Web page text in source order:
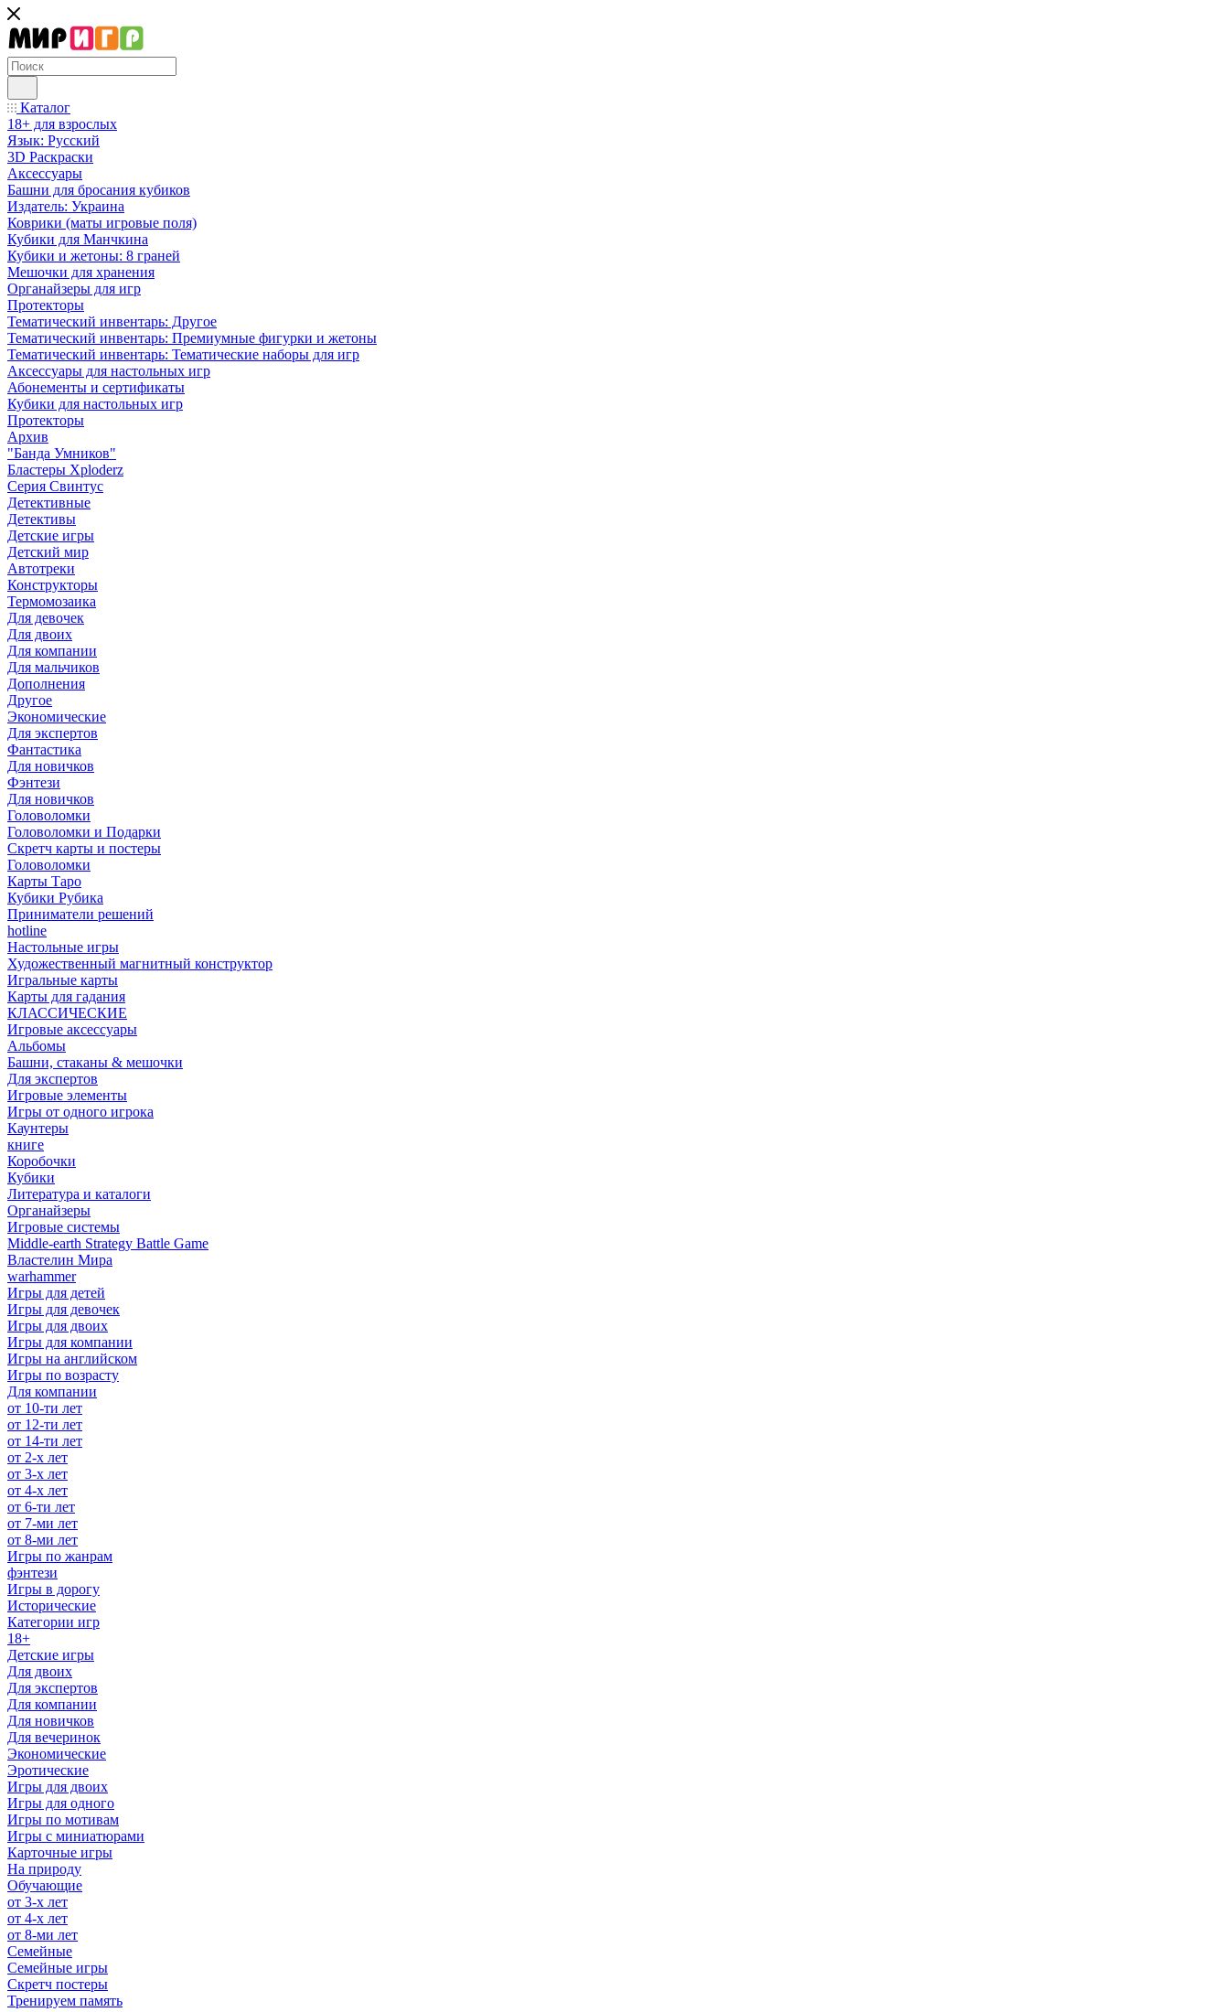
Каталог
18+ для взрослых
Язык: Русский
3D Раскраски
Аксессуары
Башни для бросания кубиков
Издатель: Украина
Коврики (маты игровые поля)
Кубики для Манчкина
Кубики и жетоны: 8 граней
Мешочки для хранения
Органайзеры для игр
Протекторы
Тематический инвентарь: Другое
Тематический инвентарь: Премиумные фигурки и жетоны
Тематический инвентарь: Тематические наборы для игр
Аксессуары для настольных игр
Абонементы и сертификаты
Кубики для настольных игр
Протекторы
Архив
"Банда Умников"
Бластеры Xploderz
Cерия Свинтус
Детективные
Детективы
Детские игры
Детский мир
Автотреки
Конструкторы
Термомозаика
Для девочек
Для двоих
Для компании
Для мальчиков
Дополнения
Другое
Экономические
Для экспертов
Фантастика
Для новичков
Фэнтези
Для новичков
Головоломки
Головоломки и Подарки
Cкретч карты и постеры
Головоломки
Карты Таро
Кубики Рубика
Приниматели решений
hotline
Настольные игры
Художественный магнитный конструктор
Игральные карты
Карты для гадания
КЛАССИЧЕСКИЕ
Игровые аксессуары
Альбомы
Башни, стаканы & мешочки
Для экспертов
Игровые элементы
Игры от одного игрока
Каунтеры
книге
Коробочки
Кубики
Литература и каталоги
Органайзеры
Игровые системы
Middle-earth Strategy Battle Game
Властелин Мира
warhammer
Игры для детей
Игры для девочек
Игры для двоих
Игры для компании
Игры на английском
Игры по возрасту
Для компании
от 10-ти лет
от 12-ти лет
от 14-ти лет
от 2-х лет
от 3-х лет
от 4-х лет
от 6-ти лет
от 7-ми лет
от 8-ми лет
Игры по жанрам
фэнтези
Игры в дорогу
Исторические
Категории игр
18+
Детские игры
Для двоих
Для экспертов
Для компании
Для новичков
Для вечеринок
Экономические
Эротические
Игры для двоих
Игры для одного
Игры по мотивам
Игры с миниатюрами
Карточные игры
На природу
Обучающие
от 3-х лет
от 4-х лет
от 8-ми лет
Семейные
Семейные игры
Скретч постеры
Тренируем память